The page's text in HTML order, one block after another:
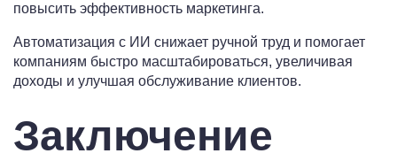
повысить эффективность маркетинга.
Автоматизация с ИИ снижает ручной труд и помогает
компаниям быстро масштабироваться, увеличивая
доходы и улучшая обслуживание клиентов.
Заключение